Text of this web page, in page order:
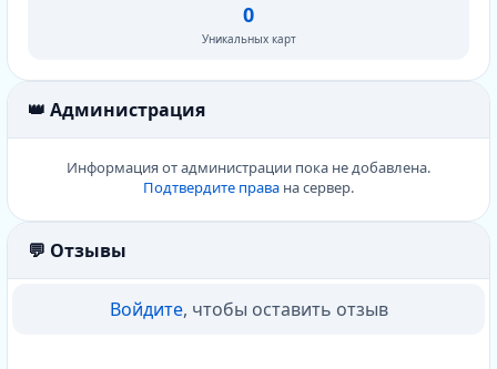
0
Уникальных карт
👑 Администрация
Информация от администрации пока не добавлена.
Подтвердите права на сервер.
💬 Отзывы
Войдите, чтобы оставить отзыв